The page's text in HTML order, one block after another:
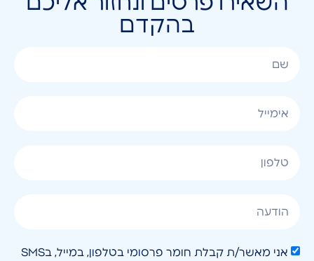
בהקדם
אני מאשר/ת קבלת חומר פרסומי בטלפון, במייל, בSMS